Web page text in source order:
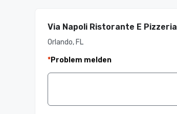
Via Napoli Ristorante E Pizzeria
Orlando, FL
*Problem melden